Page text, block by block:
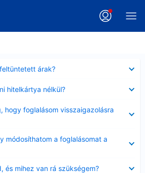
árak?
hitelkártya nélkül?
hogy foglalásom visszaigazolásra
módosíthatom a foglalásomat a
és mihez van rá szükségem?